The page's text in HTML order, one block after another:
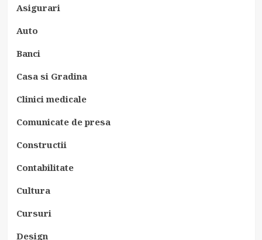
Asigurari
Auto
Banci
Casa si Gradina
Clinici medicale
Comunicate de presa
Constructii
Contabilitate
Cultura
Cursuri
Design